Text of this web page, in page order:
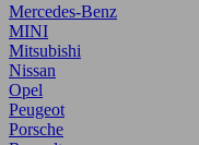
Mercedes-Benz
MINI
Mitsubishi
Nissan
Opel
Peugeot
Porsche